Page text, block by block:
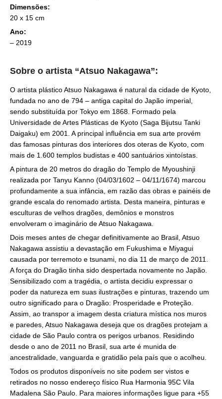
Dimensões:
20 x 15 cm
Ano:
– 2019
Sobre o artista “Atsuo Nakagawa”:
O artista plástico Atsuo Nakagawa é natural da cidade de Kyoto,
fundada no ano de 794 – antiga capital do Japão imperial,
sendo substituída por Tokyo em 1868. Formado pela
Universidade de Artes Plásticas de Kyoto (Saga Bijutsu Tanki
Daigaku) em 2001. A principal influência em sua arte provém
das famosas pinturas dos interiores dos oteras de Kyoto, com
mais de 1.600 templos budistas e 400 santuários xintoístas.
A pintura de 20 metros do dragão do Templo de Myoushinji
realizada por Tanyu Kanno (04/03/1602 – 04/11/1674) marcou
profundamente a sua infância, em razão das obras e painéis de
grande escala do renomado artista. Desta maneira, pinturas e
esculturas de velhos dragões, demônios e monstros
envolveram o imaginário de Atsuo Nakagawa.
Dois meses antes de chegar definitivamente ao Brasil, Atsuo
Nakagawa assistiu a devastação em Fukushima e Miyagui
causada por terremoto e tsunami, no dia 11 de março de 2011.
A força do Dragão tinha sido despertada novamente no Japão.
Sensibilizado com a tragédia, o artista decidiu expressar o
poder da natureza em suas ilustrações e pinturas, trazendo um
outro significado para o Dragão: Prosperidade e Proteção.
Assim, ao transpor a imagem desta criatura mística nos muros
e paredes, Atsuo Nakagawa deseja que os dragões protejam a
cidade de São Paulo contra os perigos urbanos. Residindo
desde o ano de 2011 no Brasil, sua arte é munida de
ancestralidade, vanguarda e gratidão pela país que o acolheu.
Todos os produtos disponíveis no site podem ser vistos e
retirados no nosso endereço físico Rua Harmonia 95C Vila
Madalena São Paulo. Para maiores informações ligue para +55